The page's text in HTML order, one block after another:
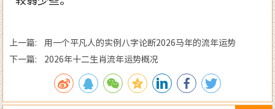
上一篇: 用一个平凡人的实例八字论断2026马年的流年运势
下一篇: 2026年十二生肖流年运势概况